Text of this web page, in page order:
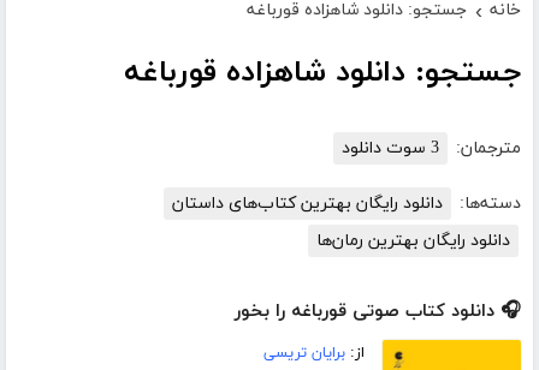
خانه › جستجو: دانلود شاهزاده قورباغه
جستجو: دانلود شاهزاده قورباغه
مترجمان: 3 سوت دانلود
دسته‌ها:
دانلود رایگان بهترین کتاب‌های داستان
دانلود رایگان بهترین رمان‌ها
🎧 دانلود کتاب صوتی قورباغه را بخور
از:برایان تریسی